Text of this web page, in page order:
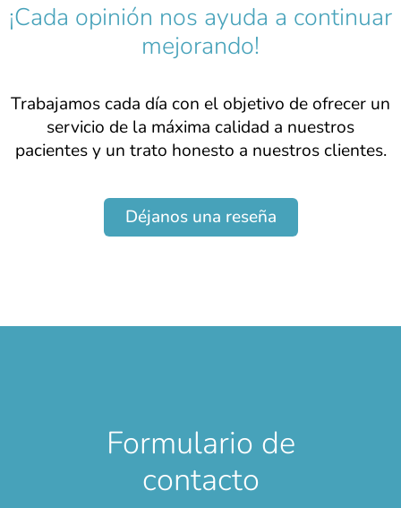
¡Cada opinión nos ayuda a continuar
mejorando!​
Trabajamos cada día con el objetivo de ofrecer un
servicio de la máxima calidad a nuestros
pacientes y un trato honesto a nuestros clientes.
Déjanos una reseña
Formulario de
contacto